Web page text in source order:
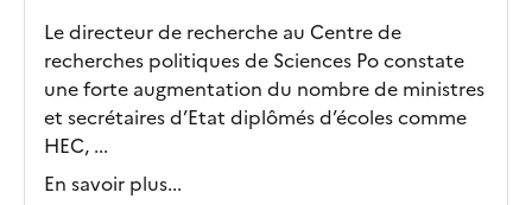
Le directeur de recherche au Centre de
recherches politiques de Sciences Po constate
une forte augmentation du nombre de ministres
et secrétaires d’Etat diplômés d’écoles comme
HEC, ...
En savoir plus...